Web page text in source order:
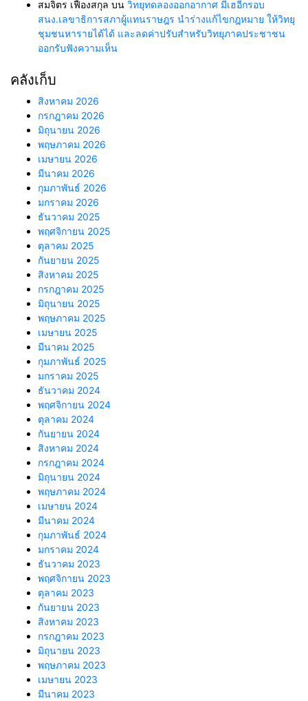
สมจิตร เฟื่องสกุล บน วิทยุทดลองออกอากาศ มีเฮอีกรอบ
สนง.เลขาธิการสภาผู้แทนราษฎร นำร่างแก้ไขกฎหมาย ให้วิทยุ
ชุมชนหารายได้ได้ และลดค่าปรับสำหรับวิทยุภาคประชาชน
ออกรับฟังความเห็น
คลังเก็บ
สิงหาคม 2026
กรกฎาคม 2026
มิถุนายน 2026
พฤษภาคม 2026
เมษายน 2026
มีนาคม 2026
กุมภาพันธ์ 2026
มกราคม 2026
ธันวาคม 2025
พฤศจิกายน 2025
ตุลาคม 2025
กันยายน 2025
สิงหาคม 2025
กรกฎาคม 2025
มิถุนายน 2025
พฤษภาคม 2025
เมษายน 2025
มีนาคม 2025
กุมภาพันธ์ 2025
มกราคม 2025
ธันวาคม 2024
พฤศจิกายน 2024
ตุลาคม 2024
กันยายน 2024
สิงหาคม 2024
กรกฎาคม 2024
มิถุนายน 2024
พฤษภาคม 2024
เมษายน 2024
มีนาคม 2024
กุมภาพันธ์ 2024
มกราคม 2024
ธันวาคม 2023
พฤศจิกายน 2023
ตุลาคม 2023
กันยายน 2023
สิงหาคม 2023
กรกฎาคม 2023
มิถุนายน 2023
พฤษภาคม 2023
เมษายน 2023
มีนาคม 2023